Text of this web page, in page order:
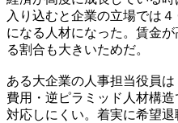
入り込むと企業の立場では
になる人材になった。賃金
る割合も大きいためだ。
ある大企業の人事担当役員
費用・逆ピラミッド人材構
対応しにくい。着実に希望